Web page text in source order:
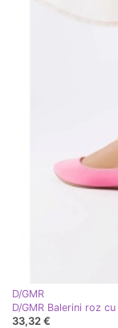
D/GMR
D/GMR Balerini roz
33,32 €